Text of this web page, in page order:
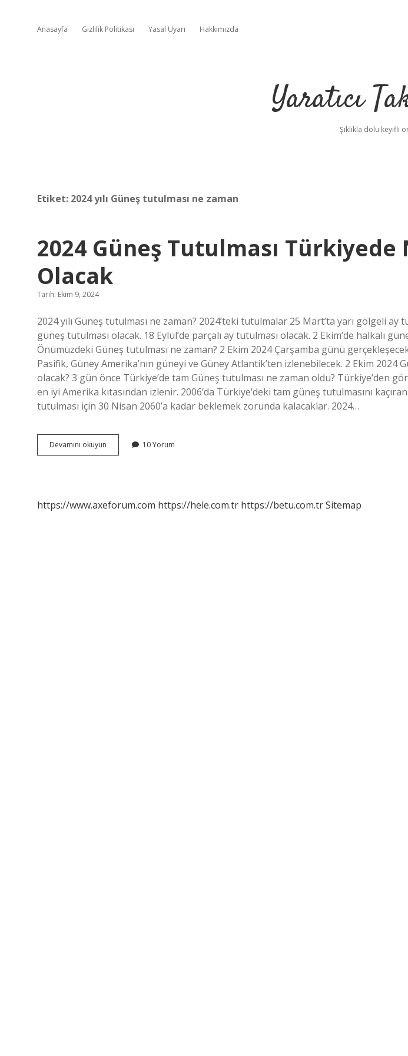
Anasayfa Gizlilik Politikası Yasal Uyarı Hakkımızda
Yaratıcı
Şıklıkla dolu keyifli
Etiket: 2024 yılı Güneş tutulması ne zaman
2024 Güneş Tutulması Türkiyede
Olacak
Tarih: Ekim 9, 2024
2024 yılı Güneş tutulması ne zaman? 2024’teki tutulmalar 25 Mart’ta yarı gölgeli ay
güneş tutulması olacak. 18 Eylül’de parçalı ay tutulması olacak. 2 Ekim’de halkalı
Önümüzdeki Güneş tutulması ne zaman? 2 Ekim 2024 Çarşamba günü
Pasifik, Güney Amerika’nın güneyi ve Güney Atlantik’ten izlenebilecek. 2 Ekim 2024
olacak? 3 gün önce Türkiye’de tam Güneş tutulması ne zaman oldu? Türkiye’den
en iyi Amerika kıtasından izlenir. 2006’da Türkiye’deki tam güneş tutulmasını
tutulması için 30 Nisan 2060’a kadar beklemek zorunda kalacaklar. 2024…
Devamını okuyun
Güneş
Olacak
10 Yorum
https://www.axeforum.com https://hele.com.tr https://betu.com.trSitemap